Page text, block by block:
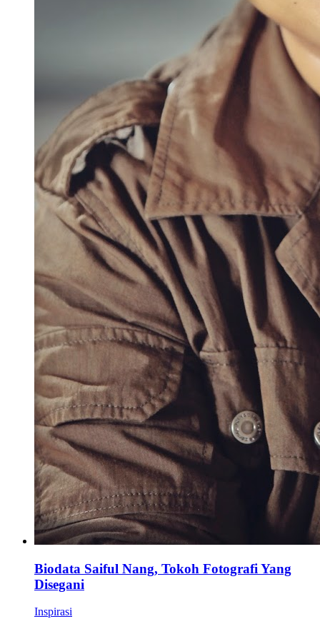
Biodata Saiful Nang, Tokoh Fotografi Yang
Disegani
Inspirasi